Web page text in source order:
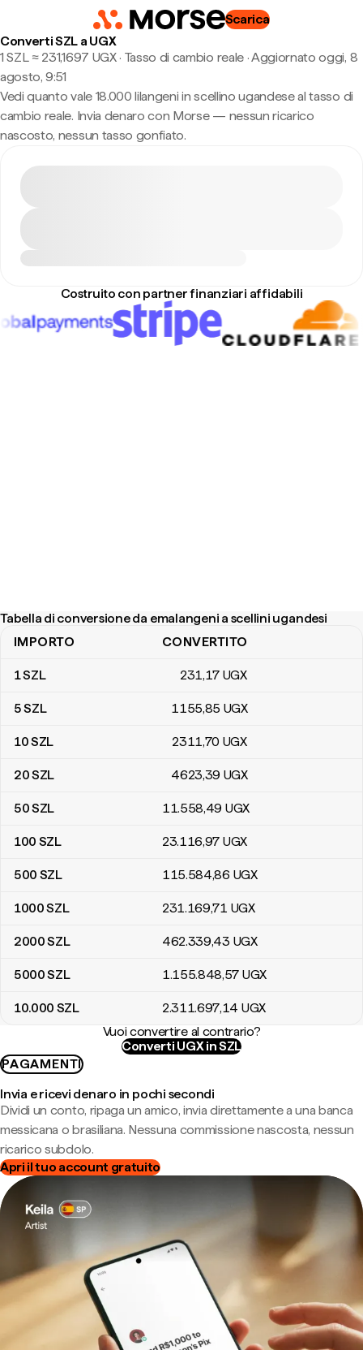
Scarica
Converti SZL a UGX
1 SZL ≈ 231,1697 UGX · Tasso di cambio reale·Aggiornato oggi, 8
agosto, 9:51
Vedi quanto vale 18.000 lilangeni in scellino ugandese al tasso di
cambio reale. Invia denaro con Morse — nessun ricarico
nascosto, nessun tasso gonfiato.
Costruito con partner finanziari affidabili
Tabella di conversione da emalangeni a scellini ugandesi
Tabella di conversione da emalangeni a scellini ugandesi
IMPORTO CONVERTITO
1SZL 231,17 UGX
5SZL 1155,85 UGX
10SZL 2311,70 UGX
20SZL 4623,39 UGX
50SZL 11.558,49 UGX
100 SZL 23.116,97 UGX
500 SZL 115.584,86 UGX
1000SZL 231.169,71 UGX
2000SZL 462.339,43 UGX
5000SZL 1.155.848,57 UGX
10.000 SZL 2.311.697,14 UGX
Vuoi convertire al contrario?
Converti UGX in SZL
PAGAMENTI
Invia e ricevi denaro in pochi secondi
Dividi un conto, ripaga un amico, invia direttamente a una banca
messicana o brasiliana. Nessuna commissione nascosta, nessun
ricarico subdolo.
Apri il tuo account gratuito